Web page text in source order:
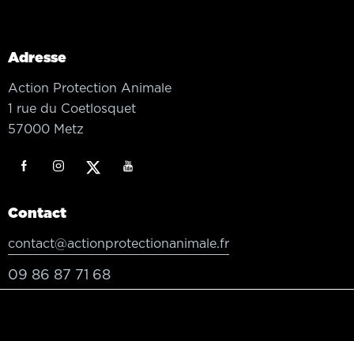
Adresse
Action Protection Animale
1 rue du Coetlosquet
57000 Metz
Contact
contact@actionprotectionanimale.fr
09 86 87 71 68